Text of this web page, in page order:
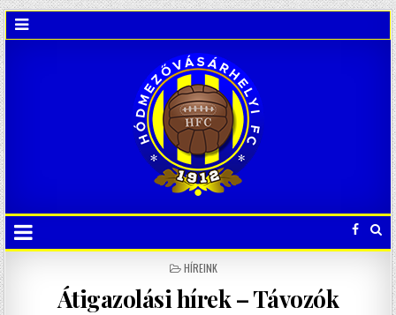
POSTED
HÍREINK
Átigazolási hírek – Távozók